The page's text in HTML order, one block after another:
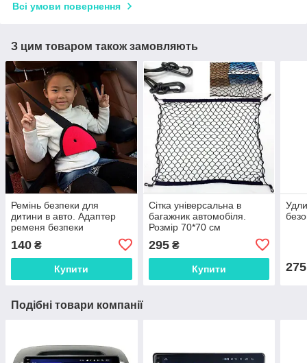
Всі умови повернення
З цим товаром також замовляють
Ремінь безпеки для
дитини в авто. Адаптер
ременя безпеки
140 ₴
Купити
Сітка універсальна в
багажник автомобіля.
Розмір 70*70 см
295₴
Купити 275
Подібні товари компанії